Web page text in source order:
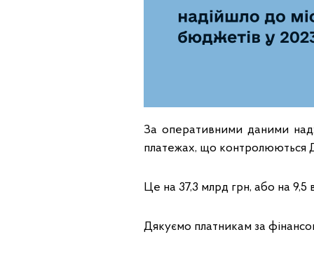
За оперативними даними
платежах, що контролюються
Це на 37,3 млрд грн, або на 9,5
Дякуємо платникам за